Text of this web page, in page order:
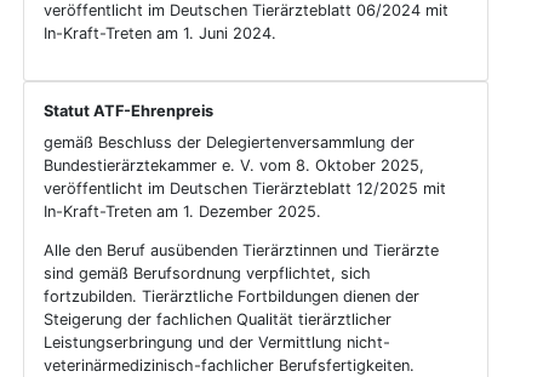
veröffentlicht im Deutschen Tierärzteblatt 06/2024 mit
In-Kraft-Treten am 1. Juni 2024.
Statut ATF-Ehrenpreis
gemäß Beschluss der Delegiertenversammlung der
Bundestierärztekammer e. V. vom 8. Oktober 2025,
veröffentlicht im Deutschen Tierärzteblatt 12/2025 mit
In-Kraft-Treten am 1. Dezember 2025.
Alle den Beruf ausübenden Tierärztinnen und Tierärzte
sind gemäß Berufsordnung verpflichtet, sich
fortzubilden. Tierärztliche Fortbildungen dienen der
Steigerung der fachlichen Qualität tierärztlicher
Leistungserbringung und der Vermittlung nicht-
veterinärmedizinisch-fachlicher Berufsfertigkeiten.